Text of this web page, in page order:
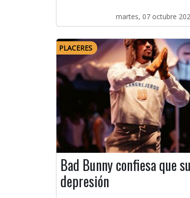
martes, 07 octubre
PLACERES
Bad Bunny confiesa que
depresión